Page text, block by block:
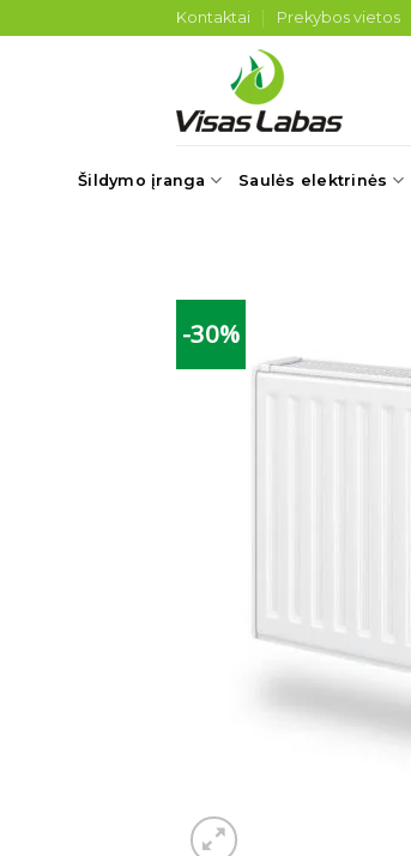
to
Kontaktai Prekybos vietos
Šildymo įranga Saulės elektrinės
-30%